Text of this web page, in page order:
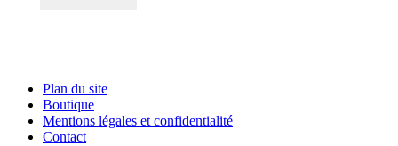
Plan du site
Boutique
Mentions légales et confidentialité
Contact